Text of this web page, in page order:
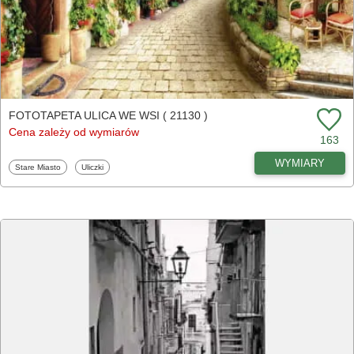
FOTOTAPETA ULICA WE WSI ( 21130 )
Cena zależy od wymiarów
163
Fototapety
Stare Miasto Fototapety
Uliczki WYMIARY